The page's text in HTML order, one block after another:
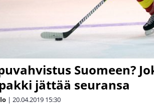
Suomeen?
jättää seuransa
| 20.04.2019 15:30